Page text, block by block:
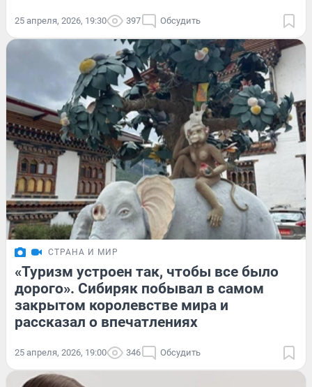
25 апреля, 2026, 19:30 397 Обсудить
СТРАНА И МИР
«Туризм устроен так, чтобы все было
дорого». Сибиряк побывал в самом
закрытом королевстве мира и
рассказал о впечатлениях
25 апреля, 2026, 19:00 346 Обсудить